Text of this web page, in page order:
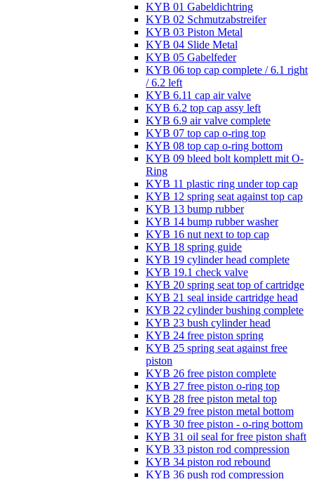
KYB 01 Gabeldichtring
KYB 02 Schmutzabstreifer
KYB 03 Piston Metal
KYB 04 Slide Metal
KYB 05 Gabelfeder
KYB 06 top cap complete / 6.1 right
/ 6.2 left
KYB 6.11 cap air valve
KYB 6.2 top cap assy left
KYB 6.9 air valve complete
KYB 07 top cap o-ring top
KYB 08 top cap o-ring bottom
KYB 09 bleed bolt komplett mit O-
Ring
KYB 11 plastic ring under top cap
KYB 12 spring seat against top cap
KYB 13 bump rubber
KYB 14 bump rubber washer
KYB 16 nut next to top cap
KYB 18 spring guide
KYB 19 cylinder head complete
KYB 19.1 check valve
KYB 20 spring seat top of cartridge
KYB 21 seal inside cartridge head
KYB 22 cylinder bushing complete
KYB 23 bush cylinder head
KYB 24 free piston spring
KYB 25 spring seat against free
piston
KYB 26 free piston complete
KYB 27 free piston o-ring top
KYB 28 free piston metal top
KYB 29 free piston metal bottom
KYB 30 free piston - o-ring bottom
KYB 31 oil seal for free piston shaft
KYB 33 piston rod compression
KYB 34 piston rod rebound
KYB 36 push rod compression